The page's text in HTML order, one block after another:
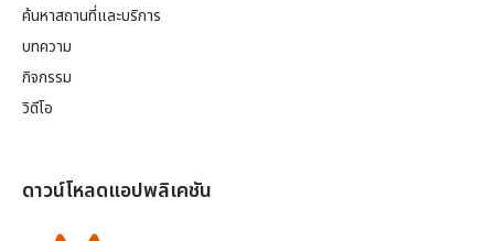
ค้นหาสถานที่และบริการ
บทความ
กิจกรรม
วิดีโอ
ดาวน์โหลดแอปพลิเคชัน